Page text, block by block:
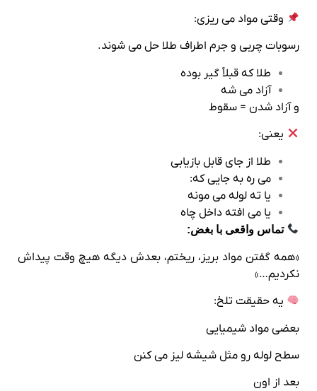
وقتی مواد می‌ ریزی:
رسوبات چربی و جرم اطراف طلا حل می‌ شوند.
طلا که قبلاً گیر بوده
آزاد می‌ شه
و آزاد شدن = سقوط
یعنی:
طلا از جای قابل بازیابی
می‌ ره به جایی که:
یا ته لوله می‌ مونه
یا می‌ افته داخل چاه
تماس واقعی با بغض:
«همه گفتن مواد بریز، ریختم، بعدش دیگه هیچ‌ وقت پیداش
نکردیم…»
یه حقیقت تلخ:
بعضی مواد شیمیایی
سطح لوله رو مثل شیشه لیز می‌ کنن
بعد از اون